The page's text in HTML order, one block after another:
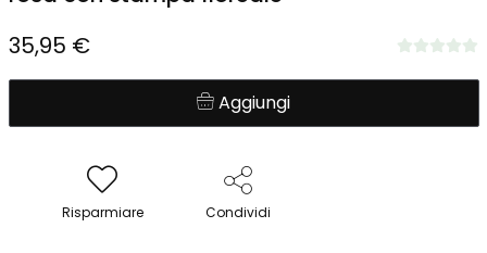
35,95 €
Aggiungi
Risparmiare Condividi